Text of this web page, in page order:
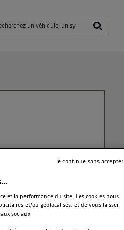
.
et la performance du site. Les cookies nous
et/ou géolocalisés, et de vous laisser
sociaux.
Je continue sans accepter